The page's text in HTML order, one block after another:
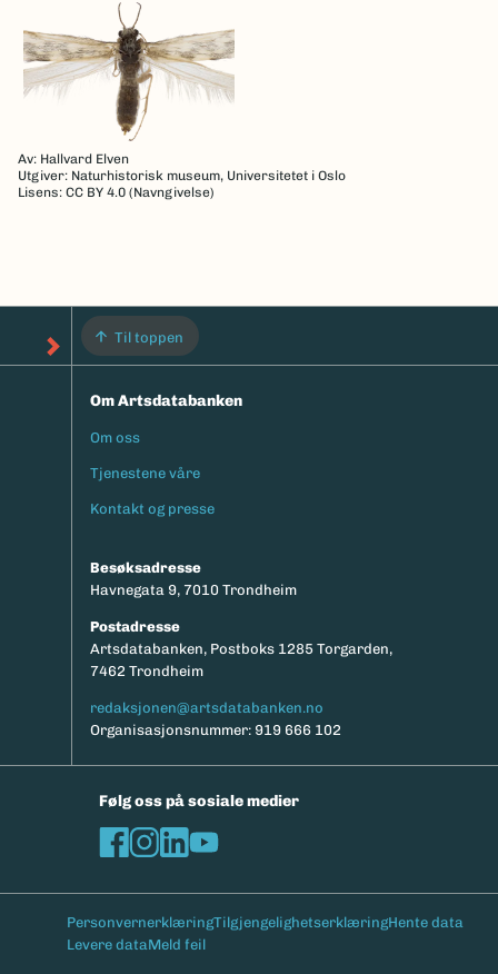
Av: Hallvard Elven
Utgiver: Naturhistorisk museum, Universitetet i Oslo
Lisens: CC BY 4.0 (Navngivelse)
Til toppen
Om Artsdatabanken
Footermeny
Om oss
Tjenestene våre
Kontakt og presse
Besøksadresse
Havnegata 9, 7010 Trondheim
Postadresse
Artsdatabanken, Postboks 1285 Torgarden,
7462 Trondheim
redaksjonen@artsdatabanken.no
Organisasjonsnummer: 919 666 102
Følg oss på sosiale medier
Bunntekst
PersonvernerklæringTilgjengelighetserklæringHente data
Levere dataMeld feil